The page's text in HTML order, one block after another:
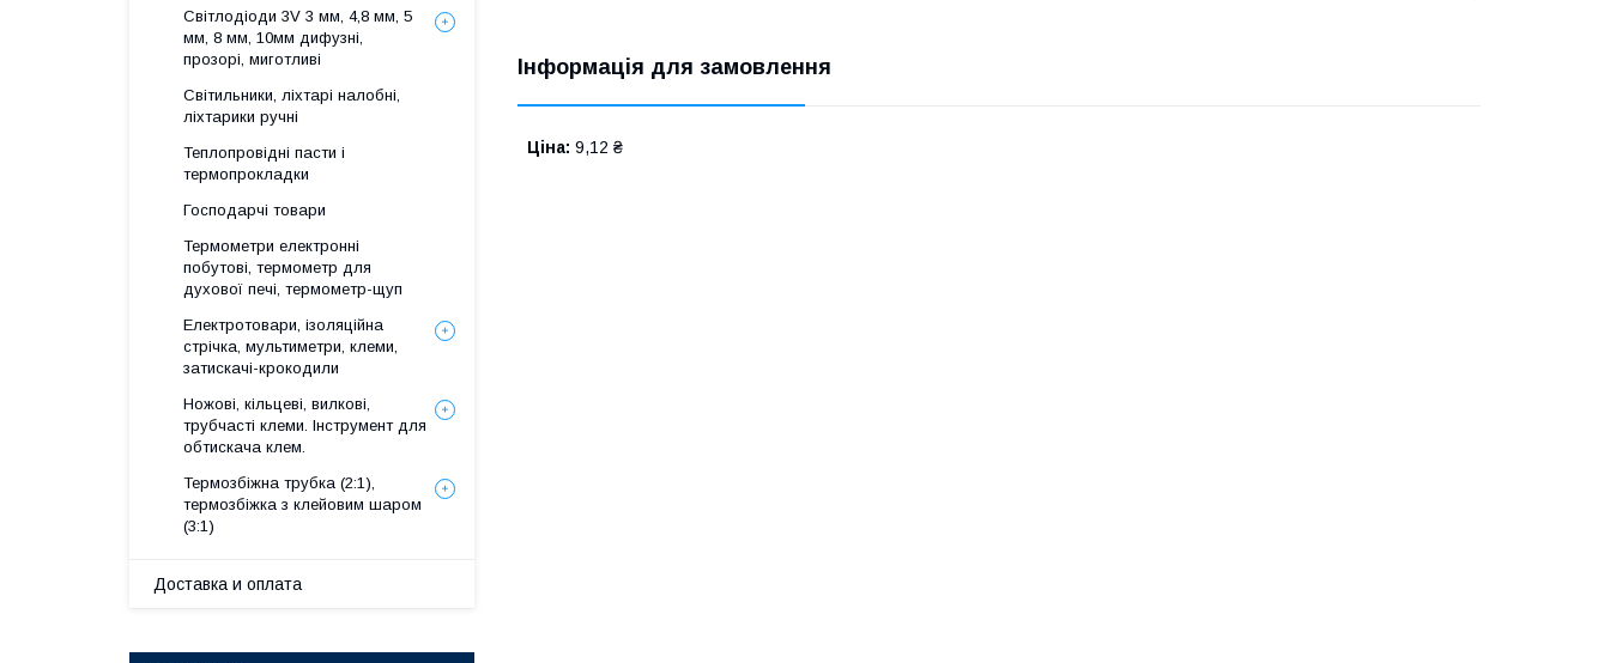
Інформація для замовлення
Ціна: 9,12 ₴
Світлодіоди 3V 3 мм, 4,8 мм, 5
мм, 8 мм, 10мм дифузні,
прозорі, миготливі
Світильники, ліхтарі налобні,
ліхтарики ручні
Теплопровідні пасти і
термопрокладки
Господарчі товари
Термометри електронні
побутові, термометр для
духової печі, термометр-щуп
Електротовари, ізоляційна
стрічка, мультиметри, клеми,
затискачі-крокодили
Ножові, кільцеві, вилкові,
трубчасті клеми. Інструмент для
обтискача клем.
Термозбіжна трубка (2:1),
термозбіжка з клейовим шаром
(3:1)
Доставка и оплата